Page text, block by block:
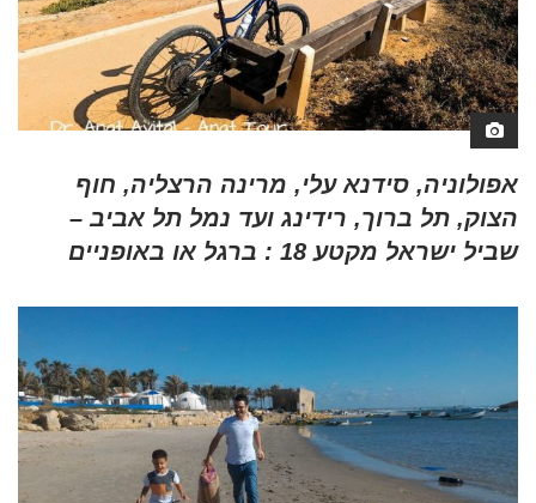
אפולוניה, סידנא עלי, מרינה הרצליה, חוף
הצוק, תל ברוך, רידינג ועד נמל תל אביב –
שביל ישראל מקטע 18 : ברגל או באופניים